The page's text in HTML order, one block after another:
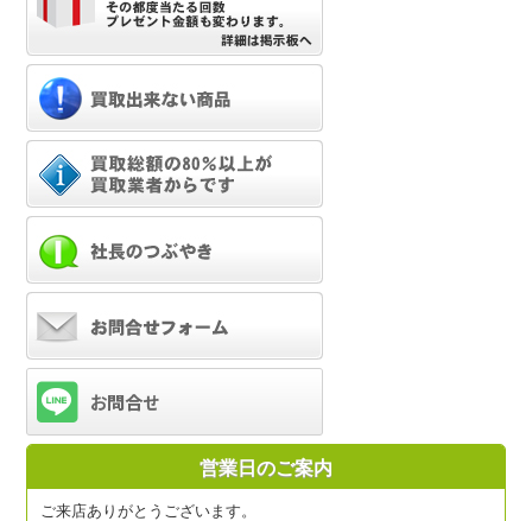
営業日のご案内
ご来店ありがとうございます。